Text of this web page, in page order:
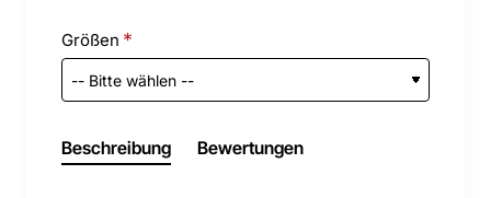
Größen
Beschreibung Bewertungen